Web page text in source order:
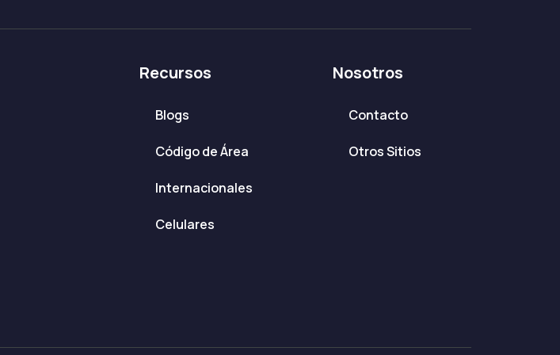
Recursos
Blogs
Código de Área
Internacionales
Celulares
Nosotros
Contacto
Otros Sitios